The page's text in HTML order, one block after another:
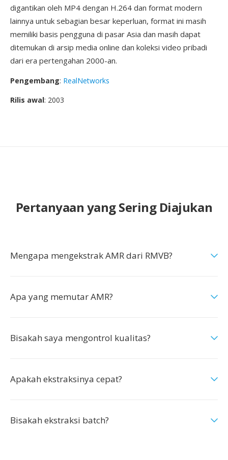
digantikan oleh MP4 dengan H.264 dan format modern
lainnya untuk sebagian besar keperluan, format ini masih
memiliki basis pengguna di pasar Asia dan masih dapat
ditemukan di arsip media online dan koleksi video pribadi
dari era pertengahan 2000-an.
Pengembang: RealNetworks
Rilis awal: 2003
Pertanyaan yang Sering Diajukan
Mengapa mengekstrak AMR dari RMVB?
Apa yang memutar AMR?
Bisakah saya mengontrol kualitas?
Apakah ekstraksinya cepat?
Bisakah ekstraksi batch?